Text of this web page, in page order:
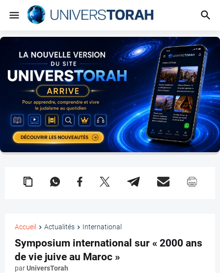
Accueil Actualités International
Symposium international sur « 2000 ans
de vie juive au Maroc »
parUniversTorah